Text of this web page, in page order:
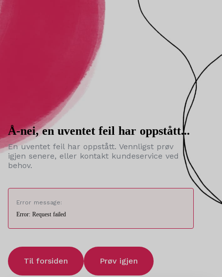
Å-nei, en uventet feil har oppstått...
En uventet feil har oppstått. Vennligst prøv
igjen senere, eller kontakt kundeservice ved
behov.
Error message:
Error: Request failed
Til forsiden Prøv igjen